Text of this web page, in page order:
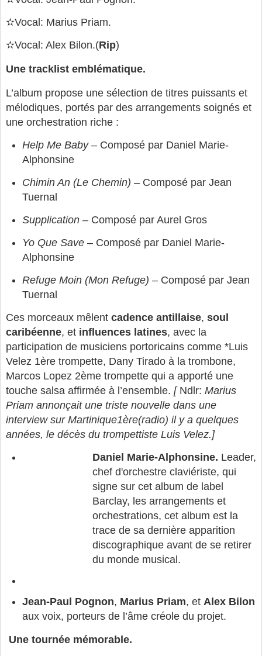
✫Vocal: Marius Priam.
✫Vocal: Alex Bilon.(Rip)
Une tracklist emblématique.
L’album propose une sélection de titres puissants et
mélodiques, portés par des arrangements soignés et
une orchestration riche :
Help Me Baby– Composé par Daniel Marie-
Alphonsine
Chimin An (Le Chemin) – Composé par Jean
Tuernal
Supplication – Composé par Aurel Gros
Yo Que Save – Composé par Daniel Marie-
Alphonsine
Refuge Moin (Mon Refuge) – Composé par Jean
Tuernal
Ces morceaux mêlent cadence antillaise, soul
caribéenne, et influences latines, avec la
participation de musiciens portoricains comme *Luis
Velez 1ère trompette, Dany Tirado à la trombone,
Marcos Lopez 2ème trompette qui a apporté une
touche salsa affirmée à l’ensemble. [ Ndlr: Marius
Priam annonçait une triste nouvelle dans une
interview sur Martinique1ère(radio) il y a quelques
années, le décès du trompettiste Luis Velez.]
Daniel Marie-Alphonsine. Leader,
chef d'orchestre claviériste, qui
signe sur cet album de label
Barclay, les arrangements et
orchestrations, cet album est la
trace de sa dernière apparition
discographique avant de se retirer
du monde musical.
Jean-Paul Pognon, Marius Priam, et Alex Bilon
aux voix, porteurs de l’âme créole du projet.
Une tournée mémorable.